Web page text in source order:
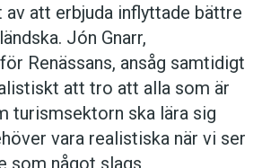
Den kanadensiske
fick sitt genombrott
ha min hatt. ”Jon Klassens
präglas av enkel elegans
djup där läsaren blir en
juryn i motiveringen.
motiveras av att tecknet
under året eftersom
återkom i
och samhällsdebatten.
står avdelningen för
vid Dansk sprognævn.
att erbjuda inflyttade bättre
Jón Gnarr,
Renässans, ansåg samtidigt
att tro att alla som är
turismsektorn ska lära sig
vara realistiska när vi ser